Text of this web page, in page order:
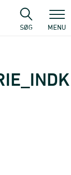
SØG MENU